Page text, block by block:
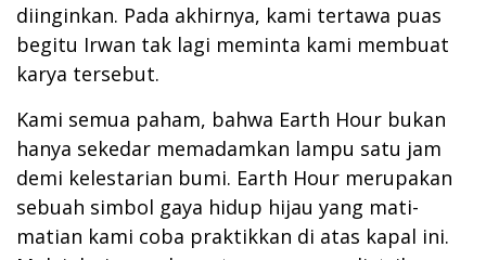
diinginkan. Pada akhirnya, kami tertawa puas
begitu Irwan tak lagi meminta kami membuat
karya tersebut.
Kami semua paham, bahwa Earth Hour bukan
hanya sekedar memadamkan lampu satu jam
demi kelestarian bumi. Earth Hour merupakan
sebuah simbol gaya hidup hijau yang mati-
matian kami coba praktikkan di atas kapal ini.